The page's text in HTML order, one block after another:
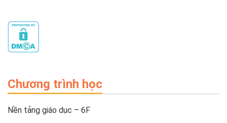
Chương trình học
Nền tảng giáo dục – 6F